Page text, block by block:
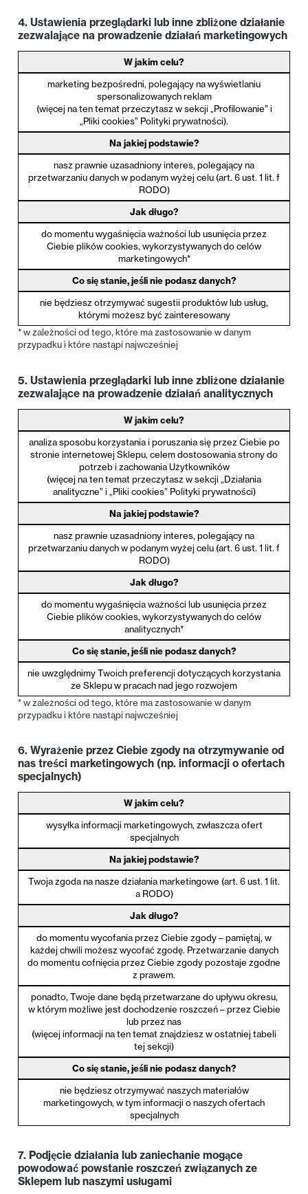
4. Ustawienia przeglądarki lub inne zbliżone działanie
zezwalające na prowadzenie działań marketingowych
W jakim celu?
marketing bezpośredni, polegający na wyświetlaniu
spersonalizowanych reklam
(więcej na ten temat przeczytasz w sekcji „Profilowanie” i
„Pliki cookies” Polityki prywatności).
Na jakiej podstawie?
nasz prawnie uzasadniony interes, polegający na
przetwarzaniu danych w podanym wyżej celu (art. 6 ust. 1 lit. f
RODO)
Jak długo?
do momentu wygaśnięcia ważności lub usunięcia przez
Ciebie plików cookies, wykorzystywanych do celów
marketingowych*
Co się stanie, jeśli nie podasz danych?
nie będziesz otrzymywać sugestii produktów lub usług,
którymi możesz być zainteresowany
* w zależności od tego, które ma zastosowanie w danym
przypadku i które nastąpi najwcześniej
5. Ustawienia przeglądarki lub inne zbliżone działanie
zezwalające na prowadzenie działań analitycznych
W jakim celu?
analiza sposobu korzystania i poruszania się przez Ciebie po
stronie internetowej Sklepu, celem dostosowania strony do
potrzeb i zachowania Użytkowników
(więcej na ten temat przeczytasz w sekcji „Działania
analityczne” i „Pliki cookies” Polityki prywatności)
Na jakiej podstawie?
nasz prawnie uzasadniony interes, polegający na
przetwarzaniu danych w podanym wyżej celu (art. 6 ust. 1 lit. f
RODO)
Jak długo?
do momentu wygaśnięcia ważności lub usunięcia przez
Ciebie plików cookies, wykorzystywanych do celów
analitycznych*
Co się stanie, jeśli nie podasz danych?
nie uwzględnimy Twoich preferencji dotyczących korzystania
ze Sklepu w pracach nad jego rozwojem
* w zależności od tego, które ma zastosowanie w danym
przypadku i które nastąpi najwcześniej
6. Wyrażenie przez Ciebie zgody na otrzymywanie od
nas treści marketingowych (np. informacji o ofertach
specjalnych)
W jakim celu?
wysyłka informacji marketingowych, zwłaszcza ofert
specjalnych
Na jakiej podstawie?
Twoja zgoda na nasze działania marketingowe (art. 6 ust. 1 lit.
a RODO)
Jak długo?
do momentu wycofania przez Ciebie zgody – pamiętaj, w
każdej chwili możesz wycofać zgodę. Przetwarzanie danych
do momentu cofnięcia przez Ciebie zgody pozostaje zgodne
z prawem.
ponadto, Twoje dane będą przetwarzane do upływu okresu,
w którym możliwe jest dochodzenie roszczeń – przez Ciebie
lub przez nas
(więcej informacji na ten temat znajdziesz w ostatniej tabeli
tej sekcji)
Co się stanie, jeśli nie podasz danych?
nie będziesz otrzymywać naszych materiałów
marketingowych, w tym informacji o naszych ofertach
specjalnych
7. Podjęcie działania lub zaniechanie mogące
powodować powstanie roszczeń związanych ze
Sklepem lub naszymi usługami